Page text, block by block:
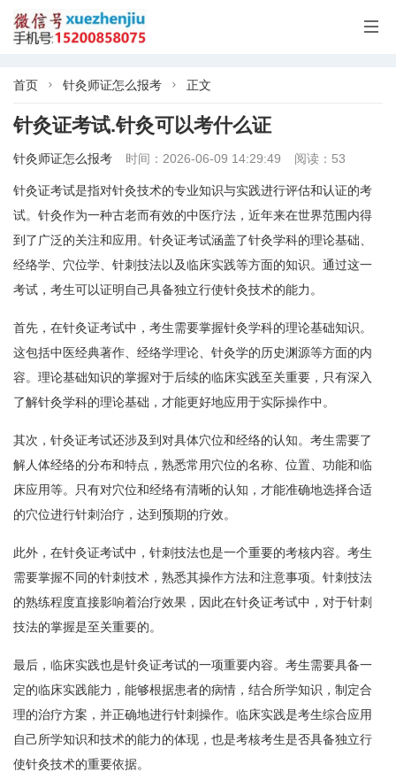

首页  针灸师证怎么报考  正文
针灸证考试.针灸可以考什么证
针灸师证怎么报考 时间：2026-06-09 14:29:49 阅读：53
针灸证考试是指对针灸技术的专业知识与实践进行评估和认证的考
试。针灸作为一种古老而有效的中医疗法，近年来在世界范围内得
到了广泛的关注和应用。针灸证考试涵盖了针灸学科的理论基础、
经络学、穴位学、针刺技法以及临床实践等方面的知识。通过这一
考试，考生可以证明自己具备独立行使针灸技术的能力。
首先，在针灸证考试中，考生需要掌握针灸学科的理论基础知识。
这包括中医经典著作、经络学理论、针灸学的历史渊源等方面的内
容。理论基础知识的掌握对于后续的临床实践至关重要，只有深入
了解针灸学科的理论基础，才能更好地应用于实际操作中。
其次，针灸证考试还涉及到对具体穴位和经络的认知。考生需要了
解人体经络的分布和特点，熟悉常用穴位的名称、位置、功能和临
床应用等。只有对穴位和经络有清晰的认知，才能准确地选择合适
的穴位进行针刺治疗，达到预期的疗效。
此外，在针灸证考试中，针刺技法也是一个重要的考核内容。考生
需要掌握不同的针刺技术，熟悉其操作方法和注意事项。针刺技法
的熟练程度直接影响着治疗效果，因此在针灸证考试中，对于针刺
技法的掌握是至关重要的。
最后，临床实践也是针灸证考试的一项重要内容。考生需要具备一
定的临床实践能力，能够根据患者的病情，结合所学知识，制定合
理的治疗方案，并正确地进行针刺操作。临床实践是考生综合应用
自己所学知识和技术的能力的体现，也是考核考生是否具备独立行
使针灸技术的重要依据。